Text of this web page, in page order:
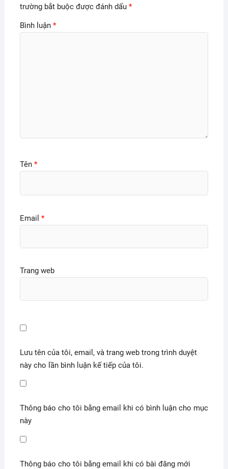
trường bắt buộc được đánh dấu *
Bình luận *
Tên *
Email *
Trang web
Lưu tên của tôi, email, và trang web trong trình duyệt
này cho lần bình luận kế tiếp của tôi.
Thông báo cho tôi bằng email khi có bình luận cho mục
này
Thông báo cho tôi bằng email khi có bài đăng mới